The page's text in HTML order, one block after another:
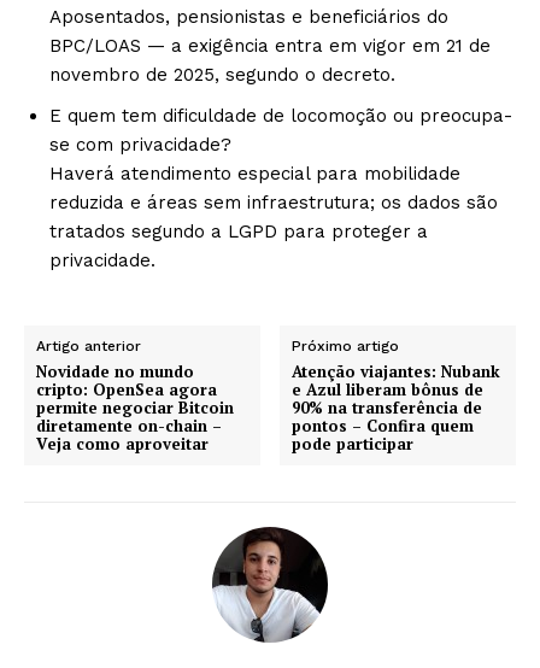
Aposentados, pensionistas e beneficiários do
BPC/LOAS — a exigência entra em vigor em 21 de
novembro de 2025, segundo o decreto.
E quem tem dificuldade de locomoção ou preocupa-
se com privacidade?
Haverá atendimento especial para mobilidade
reduzida e áreas sem infraestrutura; os dados são
tratados segundo a LGPD para proteger a
privacidade.
Artigo anterior
Novidade no mundo
cripto: OpenSea agora
permite negociar Bitcoin
diretamente on-chain –
Veja como aproveitar
Próximo artigo
Atenção viajantes: Nubank
e Azul liberam bônus de
90% na transferência de
pontos – Confira quem
pode participar